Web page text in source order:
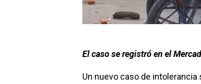
El caso se registró en el
Un nuevo caso de